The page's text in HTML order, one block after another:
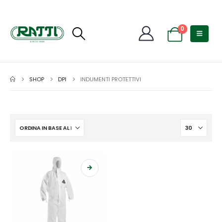
0
SHOP DPI INDUMENTI PROTETTIVI